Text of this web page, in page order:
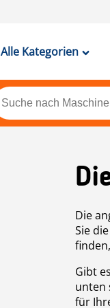
Alle Kategorien
Die
Sie
Gibt
unten
für